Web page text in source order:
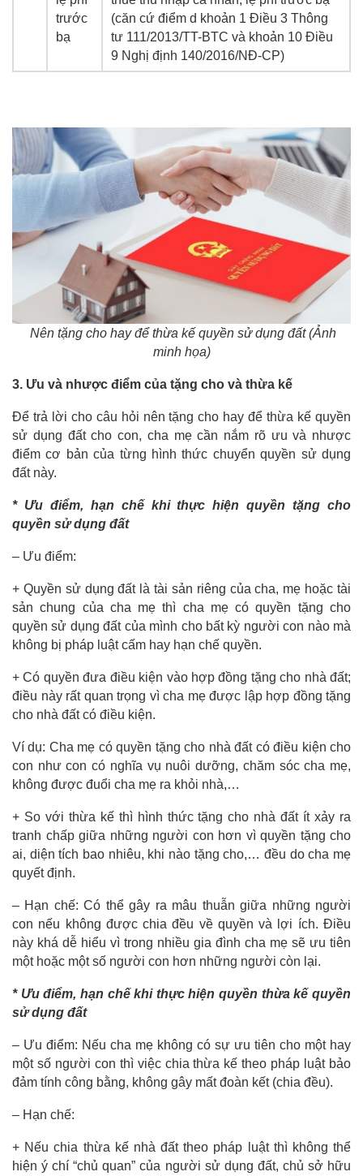
trước
bạ
(căn cứ điểm d khoản 1 Điều 3 Thông
tư 111/2013/TT-BTC và khoản 10 Điều
9 Nghị định 140/2016/NĐ-CP)
Nên tặng cho hay để thừa kế quyền sử dụng đất (Ảnh
minh họa)
3. Ưu và nhược điểm của tặng cho và thừa kế
Để trả lời cho câu hỏi nên tặng cho hay để thừa kế quyền
sử dụng đất cho con, cha mẹ cần nắm rõ ưu và nhược
điểm cơ bản của từng hình thức chuyển quyền sử dụng
đất này.
* Ưu điểm, hạn chế khi thực hiện quyền tặng cho
quyền sử dụng đất
– Ưu điểm:
+ Quyền sử dụng đất là tài sản riêng của cha, mẹ hoặc tài
sản chung của cha mẹ thì cha mẹ có quyền tặng cho
quyền sử dụng đất của mình cho bất kỳ người con nào mà
không bị pháp luật cấm hay hạn chế quyền.
+ Có quyền đưa điều kiện vào hợp đồng tặng cho nhà đất;
điều này rất quan trọng vì cha mẹ được lập hợp đồng tặng
cho nhà đất có điều kiện.
Ví dụ: Cha mẹ có quyền tặng cho nhà đất có điều kiện cho
con như con có nghĩa vụ nuôi dưỡng, chăm sóc cha mẹ,
không được đuổi cha mẹ ra khỏi nhà,…
+ So với thừa kế thì hình thức tặng cho nhà đất ít xảy ra
tranh chấp giữa những người con hơn vì quyền tặng cho
ai, diện tích bao nhiêu, khi nào tặng cho,… đều do cha mẹ
quyết định.
– Hạn chế: Có thể gây ra mâu thuẫn giữa những người
con nếu không được chia đều về quyền và lợi ích. Điều
này khá dễ hiểu vì trong nhiều gia đình cha mẹ sẽ ưu tiên
một hoặc một số người con hơn những người còn lại.
* Ưu điểm, hạn chế khi thực hiện quyền thừa kế quyền
sử dụng đất
– Ưu điểm: Nếu cha mẹ không có sự ưu tiên cho một hay
một số người con thì việc chia thừa kế theo pháp luật bảo
đảm tính công bằng, không gây mất đoàn kết (chia đều).
– Hạn chế:
+ Nếu chia thừa kế nhà đất theo pháp luật thì không thể
hiện ý chí “chủ quan” của người sử dụng đất, chủ sở hữu